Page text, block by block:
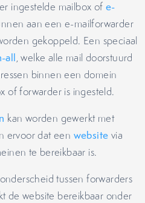
ingestelde mailbox of e-
aan een e-mailforwarder
gekoppeld. Een speciaal
all, welke alle mail doorstuurd
binnen een domein
of forwarder is ingesteld.
kan worden gewerkt met
ervoor dat een website via
te bereikbaar is.
tussen forwarders
de website bereikbaar onder